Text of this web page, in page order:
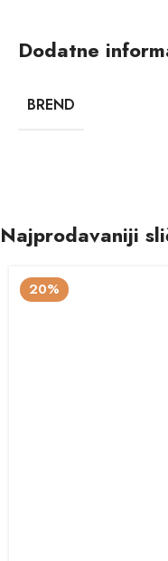
Dodatne
BREND
Najprodavaniji
20%